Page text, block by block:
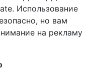
Использование
но вам
на рекламу